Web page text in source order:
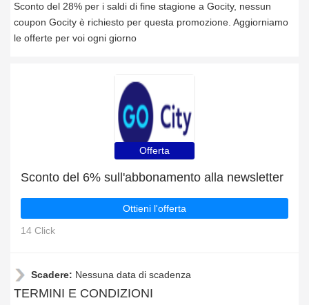
Sconto del 28% per i saldi di fine stagione a Gocity, nessun
coupon Gocity è richiesto per questa promozione. Aggiorniamo
le offerte per voi ogni giorno
Offerta
Sconto del 6% sull'abbonamento alla newsletter
Ottieni l'offerta
14 Click
Scadere: Nessuna data di scadenza
TERMINI E CONDIZIONI